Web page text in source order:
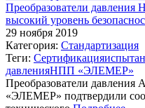
Преобразователи
высокий уровень
29 ноября 2019
Категория: Стандартизация
Теги: Сертификация
давленияНПП «ЭЛЕМЕР»
Преобразователи
«ЭЛЕМЕР» подтвердили